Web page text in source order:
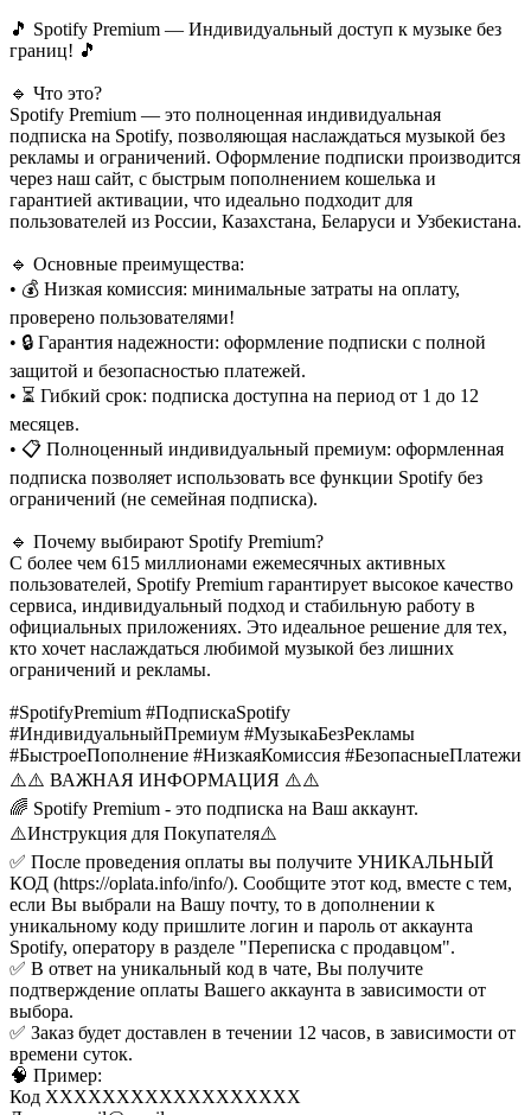
🎵 Spotify Premium — Индивидуальный доступ к музыке без
границ! 🎵
🔹 Что это?
Spotify Premium — это полноценная индивидуальная
подписка на Spotify, позволяющая наслаждаться музыкой без
рекламы и ограничений. Оформление подписки производится
через наш сайт, с быстрым пополнением кошелька и
гарантией активации, что идеально подходит для
пользователей из России, Казахстана, Беларуси и Узбекистана.
🔹 Основные преимущества:
• 💰 Низкая комиссия: минимальные затраты на оплату,
проверено пользователями!
• 🔒 Гарантия надежности: оформление подписки с полной
защитой и безопасностью платежей.
• ⏳ Гибкий срок: подписка доступна на период от 1 до 12
месяцев.
• 📋 Полноценный индивидуальный премиум: оформленная
подписка позволяет использовать все функции Spotify без
ограничений (не семейная подписка).
🔹 Почему выбирают Spotify Premium?
С более чем 615 миллионами ежемесячных активных
пользователей, Spotify Premium гарантирует высокое качество
сервиса, индивидуальный подход и стабильную работу в
официальных приложениях. Это идеальное решение для тех,
кто хочет наслаждаться любимой музыкой без лишних
ограничений и рекламы.
#SpotifyPremium #ПодпискаSpotify
#ИндивидуальныйПремиум #МузыкаБезРекламы
#БыстроеПополнение #НизкаяКомиссия #БезопасныеПлатежи
⚠️⚠️ ВАЖНАЯ ИНФОРМАЦИЯ ⚠️⚠️
🌈 Spotify Premium - это подписка на Ваш аккаунт.
⚠️Инструкция для Покупателя⚠️
✅ После проведения оплаты вы получите УНИКАЛЬНЫЙ
КОД (https://oplata.info/info/). Сообщите этот код, вместе с тем,
если Вы выбрали на Вашу почту, то в дополнении к
уникальному коду пришлите логин и пароль от аккаунта
Spotify, оператору в разделе "Переписка с продавцом".
✅ В ответ на уникальный код в чате, Вы получите
подтверждение оплаты Вашего аккаунта в зависимости от
выбора.
✅ Заказ будет доставлен в течении 12 часов, в зависимости от
времени суток.
🧠 Пример:
Код ХХХХХХХХХХХХХХХХХХ